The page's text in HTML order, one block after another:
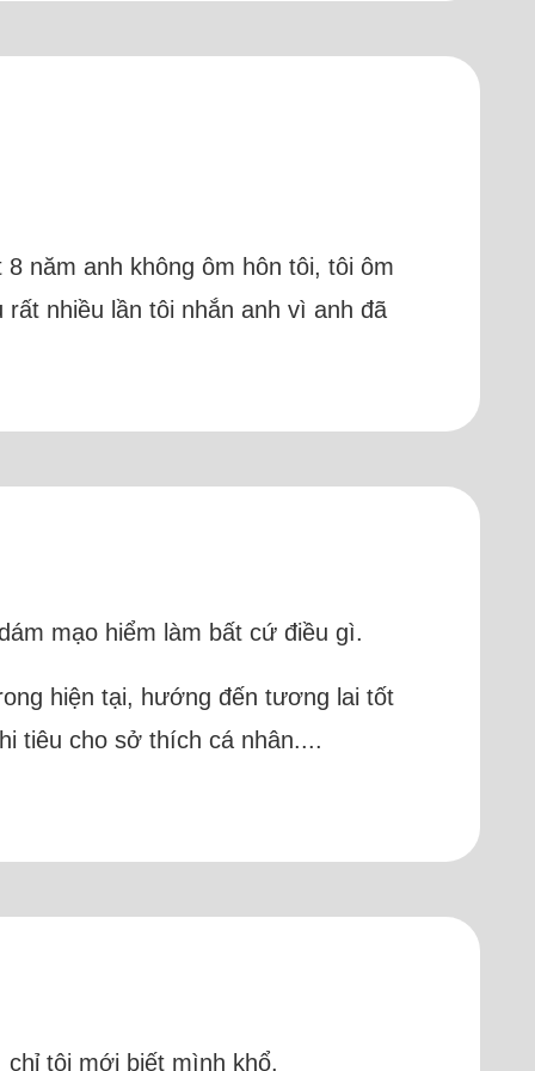
năm anh không ôm hôn tôi, tôi ôm
nhiều lần tôi nhắn anh vì anh đã
mạo hiểm làm bất cứ điều gì.
hiện tại, hướng đến tương lai tốt
tiêu cho sở thích cá nhân....
tôi mới biết mình khổ.